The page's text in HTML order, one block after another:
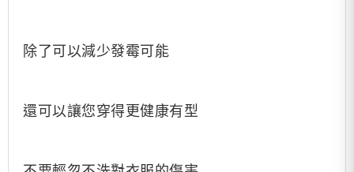
除了可以減少發霉可能
還可以讓您穿得更健康有型